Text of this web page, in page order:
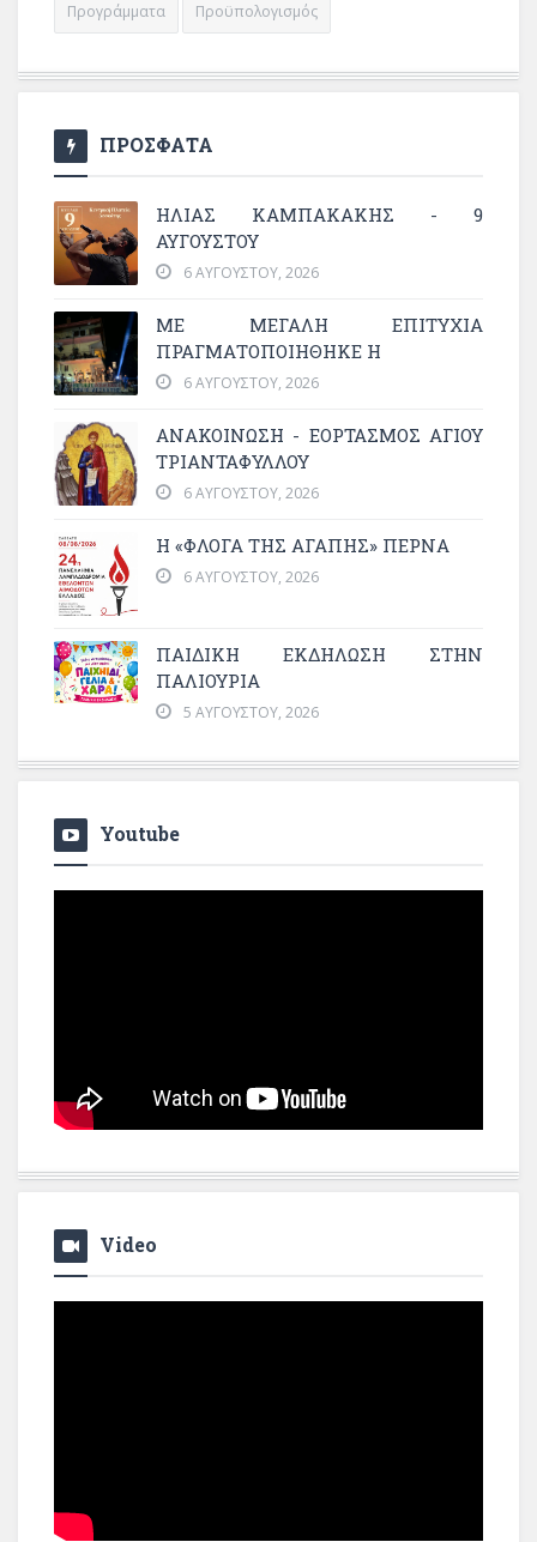
Προγράμματα Προϋπολογισμός
ΠΡΟΣΦΑΤΑ
ΗΛΙΑΣ ΚΑΜΠΑΚΑΚΗΣ - 9
ΑΥΓΟΥΣΤΟΥ
6 ΑΥΓΟΎΣΤΟΥ, 2026
ΜΕ ΜΕΓΆΛΗ ΕΠΙΤΥΧΊΑ
ΠΡΑΓΜΑΤΟΠΟΙΉΘΗΚΕ Η
6 ΑΥΓΟΎΣΤΟΥ, 2026
ΑΝΑΚΟΙΝΩΣΗ - ΕΟΡΤΑΣΜΟΣ ΑΓΙΟΥ
ΤΡΙΑΝΤΑΦΥΛΛΟΥ
6 ΑΥΓΟΎΣΤΟΥ, 2026
Η «ΦΛΌΓΑ ΤΗΣ ΑΓΆΠΗΣ» ΠΕΡΝΆ
6 ΑΥΓΟΎΣΤΟΥ, 2026
ΠΑΙΔΙΚΗ ΕΚΔΗΛΩΣΗ ΣΤΗΝ
ΠΑΛΙΟΥΡΙΑ
5 ΑΥΓΟΎΣΤΟΥ, 2026
Youtube
Video